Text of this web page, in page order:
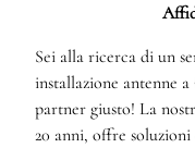
Sei alla ricerca di un
installazione antenne
partner giusto! La
20 anni, offre